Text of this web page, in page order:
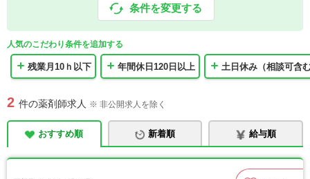
条件を変更する
人気のこだわり条件を追加する
残業月10ｈ以下 年間休日120日以上 土日休み（相談可含
2 件の薬剤師求人 ※ 非公開求人を除く
おすすめ順 新着順 給与順